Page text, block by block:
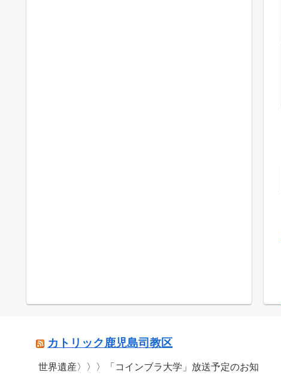
カトリック鹿児島司教区
世界遺産〉〉〉「コインブラ大学」放送予定のお知